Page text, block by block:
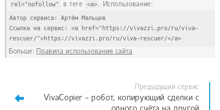
rel="nofollow" в теге <a> . Использование:
Автор сервиса: Артём Мальцев
Ссылка на сервис: <a href="https://vivazzi.pro/ru/viva-
rescuer/">https://vivazzi.pro/ru/viva-rescuer/</a>
Больше: Правила использования сайта
Предыдущий сервис
VivaCopier - робот, копирующий сделки с